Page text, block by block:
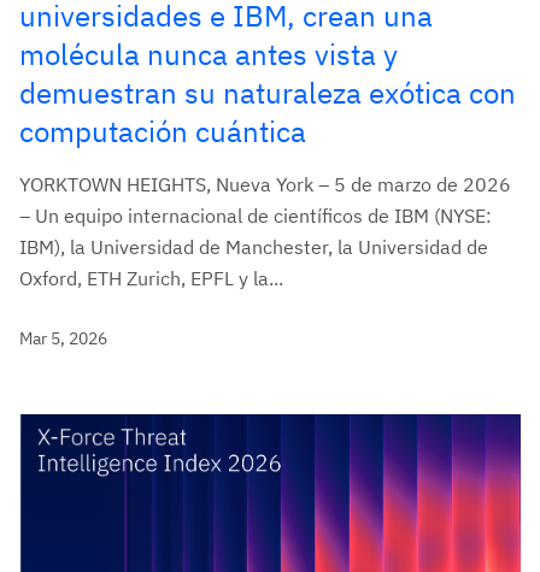
universidades e IBM, crean una
molécula nunca antes vista y
demuestran su naturaleza exótica con
computación cuántica
YORKTOWN HEIGHTS, Nueva York – 5 de marzo de 2026
– Un equipo internacional de científicos de IBM (NYSE:
IBM), la Universidad de Manchester, la Universidad de
Oxford, ETH Zurich, EPFL y la...
Mar 5, 2026